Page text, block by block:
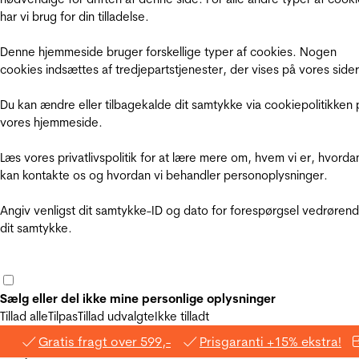
har vi brug for din tilladelse.
Denne hjemmeside bruger forskellige typer af cookies. Nogen
cookies indsættes af tredjepartstjenester, der vises på vores
Du kan ændre eller tilbagekalde dit samtykke via cookiepolitikken
vores hjemmeside.
Læs vores privatlivspolitik for at lære mere om, hvem vi er,
kan kontakte os og hvordan vi behandler personoplysninger.
Angiv venligst dit samtykke-ID og dato for forespørgsel
dit samtykke.
Sælg eller del ikke mine personlige oplysninger
Tillad alleTilpasTillad udvalgteIkke tilladt
Gratis fragt over 599,- Prisgaranti +15% ekstra!